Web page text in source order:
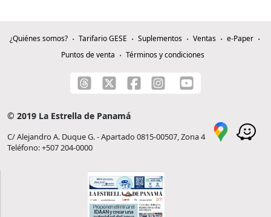
¿Quiénes somos? Tarifario GESE Suplementos Ventas
e-Paper
Puntos de venta
Términos y condiciones
© 2019 La Estrella de Panamá
C/ Alejandro A. Duque G. - Apartado 0815-00507, Zona 4
Teléfono: +507 204-0000